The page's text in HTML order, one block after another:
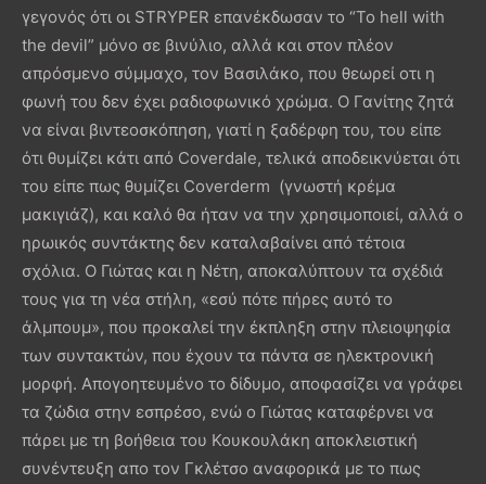
γεγονός ότι οι STRYPER επανέκδωσαν το “To hell with
the devil” μόνο σε βινύλιο, αλλά και στον πλέον
απρόσμενο σύμμαχο, τον Βασιλάκο, που θεωρεί οτι η
φωνή του δεν έχει ραδιοφωνικό χρώμα. Ο Γανίτης ζητά
να είναι βιντεοσκόπηση, γιατί η ξαδέρφη του, του είπε
ότι θυμίζει κάτι από Coverdale, τελικά αποδεικνύεται ότι
του είπε πως θυμίζει Coverderm (γνωστή κρέμα
μακιγιάζ), και καλό θα ήταν να την χρησιμοποιεί, αλλά ο
ηρωικός συντάκτης δεν καταλαβαίνει από τέτοια
σχόλια. Ο Γιώτας και η Νέτη, αποκαλύπτουν τα σχέδιά
τους για τη νέα στήλη, «εσύ πότε πήρες αυτό το
άλμπουμ», που προκαλεί την έκπληξη στην πλειοψηφία
των συντακτών, που έχουν τα πάντα σε ηλεκτρονική
μορφή. Απογοητευμένο το δίδυμο, αποφασίζει να γράφει
τα ζώδια στην εσπρέσο, ενώ ο Γιώτας καταφέρνει να
πάρει με τη βοήθεια του Κουκουλάκη αποκλειστική
συνέντευξη απο τον Γκλέτσο αναφορικά με το πως